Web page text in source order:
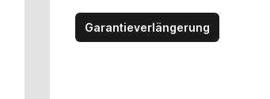
Garantieverlängerung